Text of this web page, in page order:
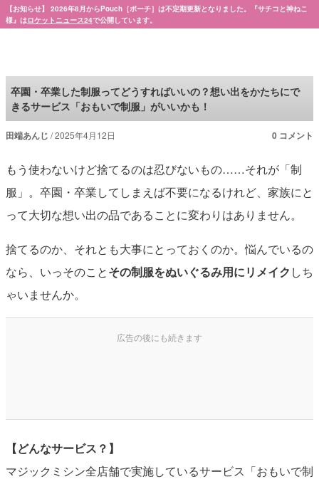
【お知らせ】 2026年8月からPouch［ポーチ］は不定期更新となりました。『サチコと神ねこ
様』はロケットニュース24で公開しています。
卒園・卒業した制服ってどうすればいいの？想い出をかたちにで
きるサービス「おもいで制服」がいいかも！
田端あんじ 2025年4月12日 0 コメント
もう使わないけど捨てるのは忍びないもの……それが「制
服」。卒園・卒業してしまえば不要になるけれど、家族にと
って大切な想い出の品であることに変わりはありません。
捨てるのか、それとも大事にとっておくのか。悩んでいるの
なら、いっそのことその制服をぬいぐるみ用にリメイク しち
ゃいませんか。
【どんなサービス？】
マジックミシン全店舗で実施しているサービス「おもいで制